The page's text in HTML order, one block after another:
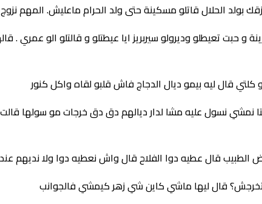
بولد الحلال قاتلو مسكينة حتى ولد الحرام ماعليش. المهم نزوج
و حبت تعيطلو وديرولو سيربريز ايا عيطتلو و قالتلو الو عمري .
قال ليه بيمو ديال الدجاج فاش قلبو لقاه واكل كنور
نسول عليه مشا لدار ديالهم دق دق خرجات مو سولها قالت
الطبيب قال عطيه دوا الفلاح قال واش نعطيه دوا ولا نديهم
قال ليها ماشي كاين شي زهر كيمشي فالجوانب